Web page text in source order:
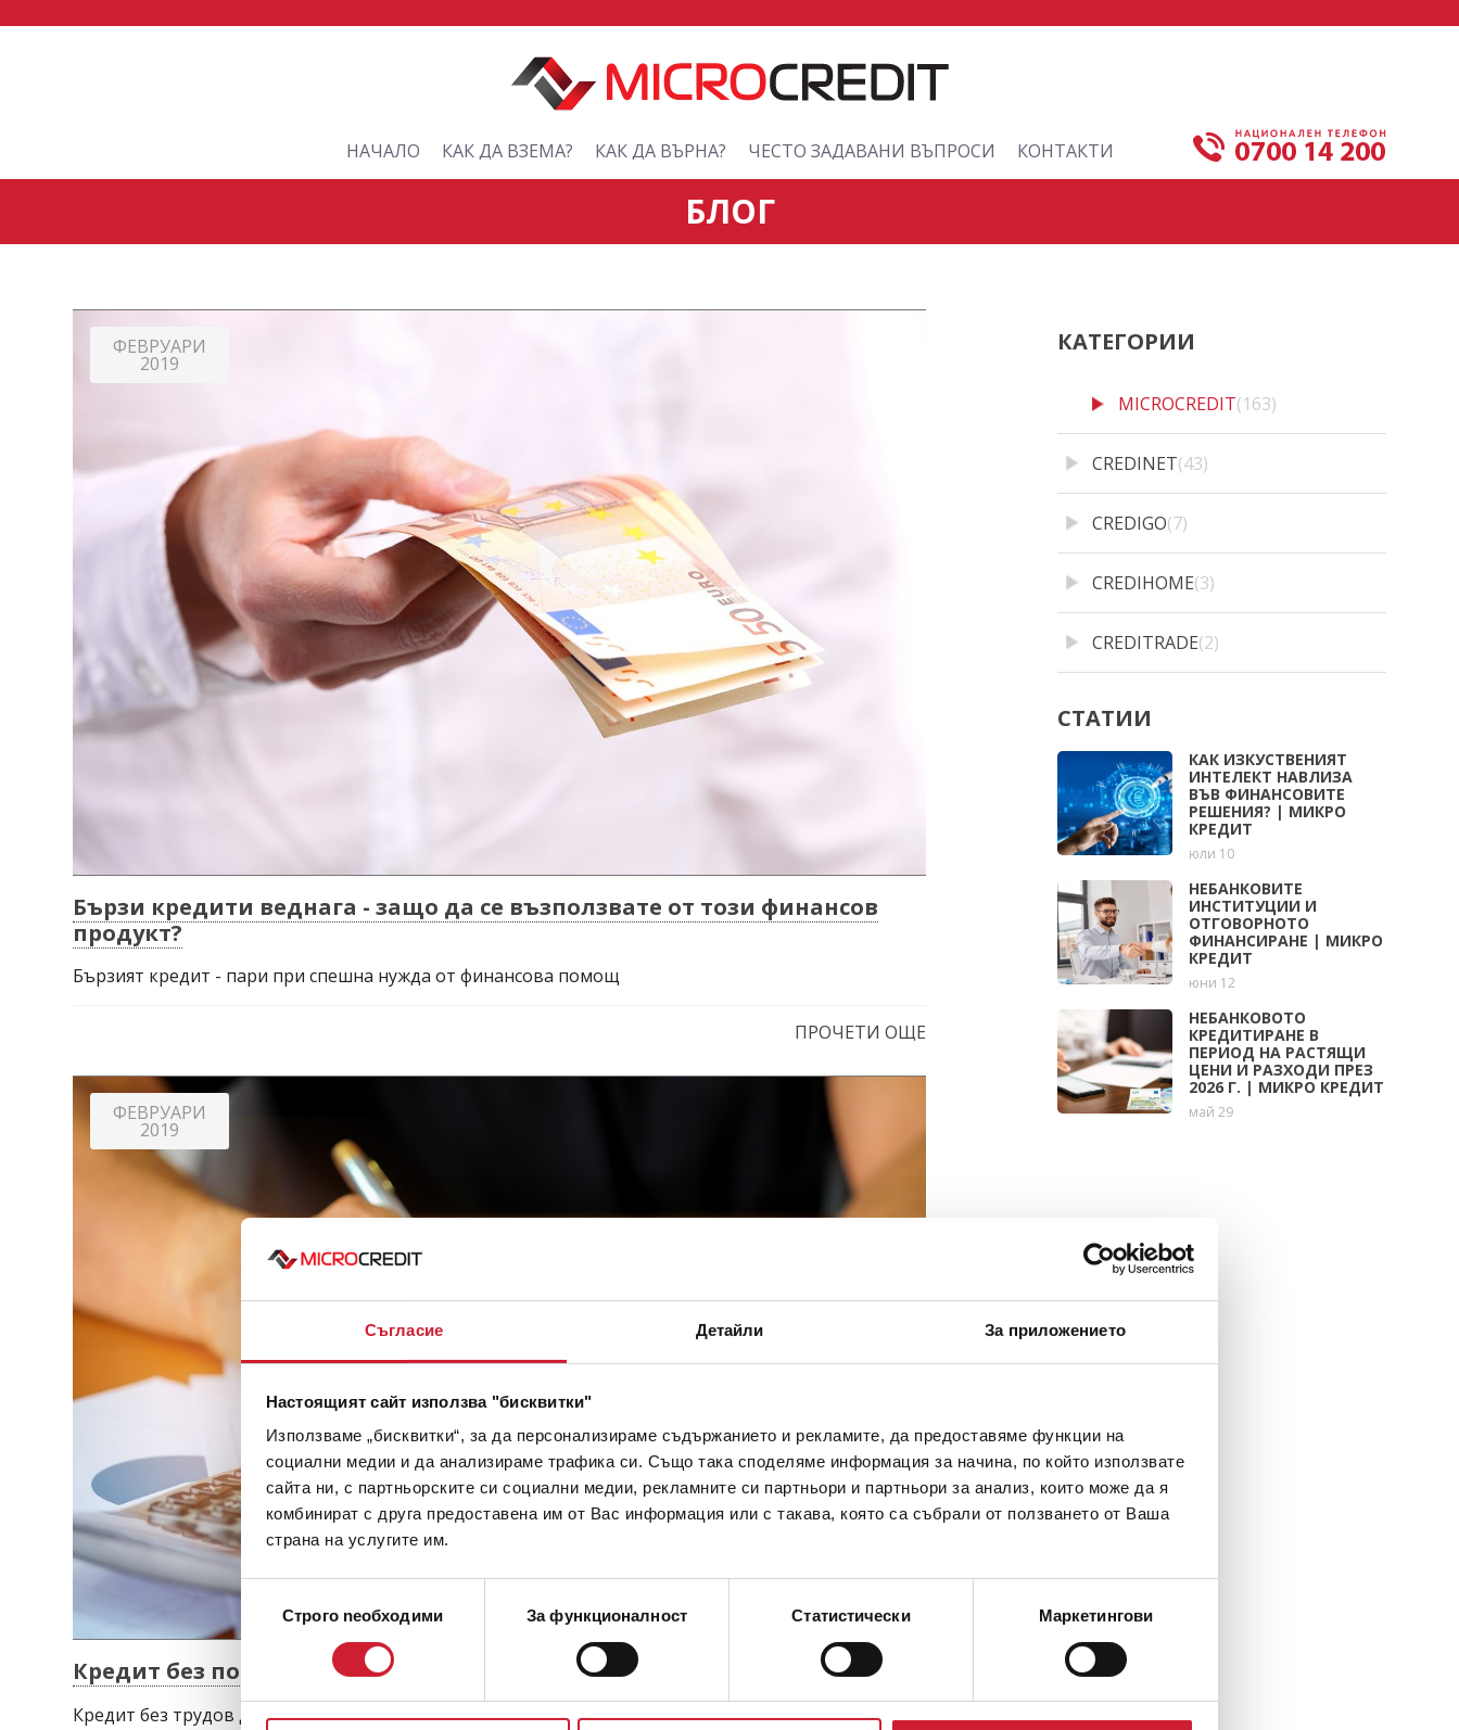
Съгласие Детайли За приложението
Настоящият сайт използва "бисквитки"
Използваме „бисквитки“, за да персонализираме съдържанието и рекламите, да предоставяме функции на
социални медии и да анализираме трафика си. Също така споделяме информация за начина, по който използвате
сайта ни, с партньорските си социални медии, рекламните си партньори и партньори за анализ, които може да я
комбинират с друга предоставена им от Вас информация или с такава, която са събрали от ползването от Ваша
страна на услугите им.
Избор
съгласие
Строго nеобходими За функционалност Статистически Маркетингови
НАЧАЛО КАК ДА ВЗЕМА? КАК ДА ВЪРНА? ЧЕСТО ЗАДАВАНИ ВЪПРОСИ КОНТАКТИ
БЛОГ
ФЕВРУАРИ
2019
Бързи кредити веднага - защо да се възползвате от този финансов
продукт?
Бързият кредит - пари при спешна нужда от финансова помощ
ПРОЧЕТИ ОЩЕ
ФЕВРУАРИ
2019
Кредит без постоянен трудов договор - дали, кога, как и защо?
Кредит без трудов договор - възможен ли е?
КАТЕГОРИИ
MICROCREDIT(163)
CREDINET(43)
CREDIGO(7)
CREDIHOME(3)
CREDITRADE(2)
СТАТИИ
КАК ИЗКУСТВЕНИЯТ
ИНТЕЛЕКТ НАВЛИЗА
ВЪВ ФИНАНСОВИТЕ
РЕШЕНИЯ? | МИКРО
КРЕДИТ
юли 10
НЕБАНКОВИТЕ
ИНСТИТУЦИИ И
ОТГОВОРНОТО
ФИНАНСИРАНЕ | МИКРО
КРЕДИТ
юни 12
НЕБАНКОВОТО
КРЕДИТИРАНЕ В
ПЕРИОД НА РАСТЯЩИ
ЦЕНИ И РАЗХОДИ ПРЕЗ
2026 Г. | МИКРО КРЕДИТ
май 29